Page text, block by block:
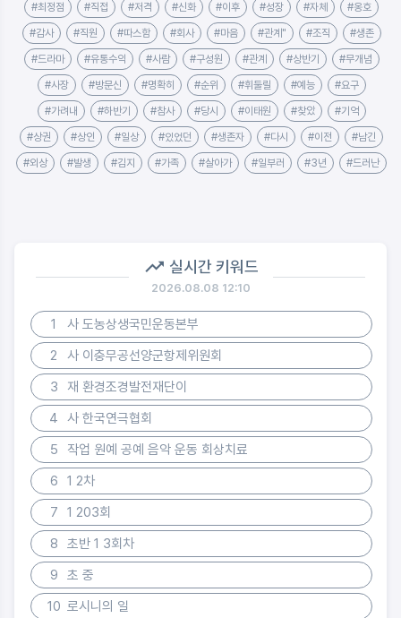
#최정점 #직접 #저격 #신화 #이후 #성장 #자체 #옹호
#감사 #직원 #따스함 #회사 #마음 #관계" #조직 #생존
#드라마 #유통수익 #사람 #구성원 #관계 #상반기 #무개념
#사장 #방문신 #명확히 #순위 #휘둘릴 #예능 #요구
#가려내 #하반기 #참사 #당시 #이태원 #찾았 #기억
#상권 #상인 #일상 #있었던 #생존자 #다시 #이전 #남긴
#외상 #발생 #김지 #가족 #살아가 #일부러 #3년 #드러난
실시간 키워드
2026.08.08 12:10
1
사 도농상생국민운동본부
2
사 이충무공선양군항제위원회
3
재 환경조경발전재단이
4
사 한국연극협회
5
작업 원예 공예 음악 운동 회상치료
6
1 2차
7
1 203회
8
초반 1 3회차
9
초 중
10 로시니의 일